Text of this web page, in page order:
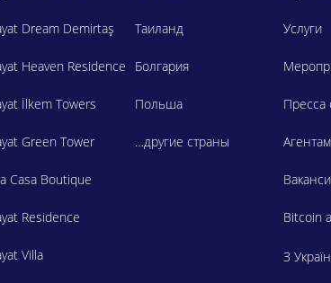
Dream Demirtaş
Heaven Residence
İlkem Towers
Green Tower
Casa Boutique
Residence
Villa
Таиланд
Болгария
Польша
…другие страны
Услуги
Пресса
Агентам
Bitcoin
З